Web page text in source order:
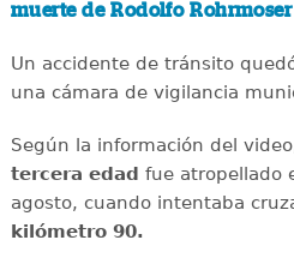
muerte de Rodolfo Rohrmoser
Un accidente de tránsito
una cámara de vigilancia
Según la información del
tercera edad fue atropellado
agosto, cuando intentaba
kilómetro 90.